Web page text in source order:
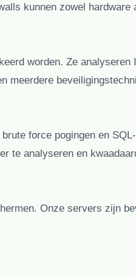
kunnen zowel hardware
worden. Ze analyseren
meerdere
force pogingen en
te analyseren en
Onze servers zijn